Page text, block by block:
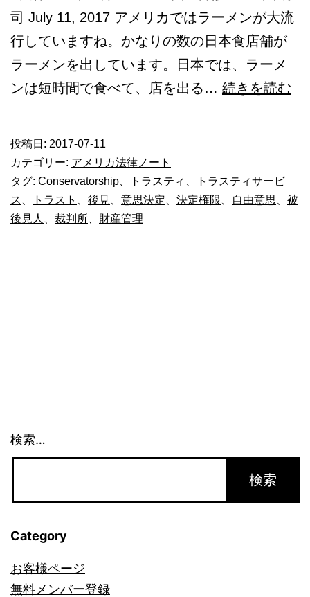
司 July 11, 2017 アメリカではラーメンが大流
行していますね。かなりの数の日本食店舗が
ラーメンを出しています。日本では、ラーメ
ンは短時間で食べて、店を出る… 続きを読む
ト
投稿日: 2017-07-11
カテゴリー: アメリカ法律ノート
タグ: Conservatorship トラスティ
トラスティサービ
ス
トラスト 後見 意思決定 決定権限 自由意思
被
後見人
裁判所 財産管理
検索…
Category
お客様ページ
無料メンバー登録